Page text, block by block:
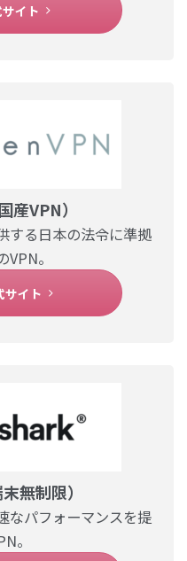
イト
産VPN）
する日本の法令に準拠
。
サイト
無制限）
なパフォーマンスを提
。